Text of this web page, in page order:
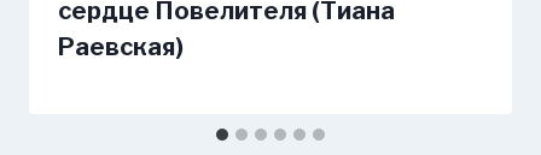
сердце Повелителя (Тиана
Раевская)